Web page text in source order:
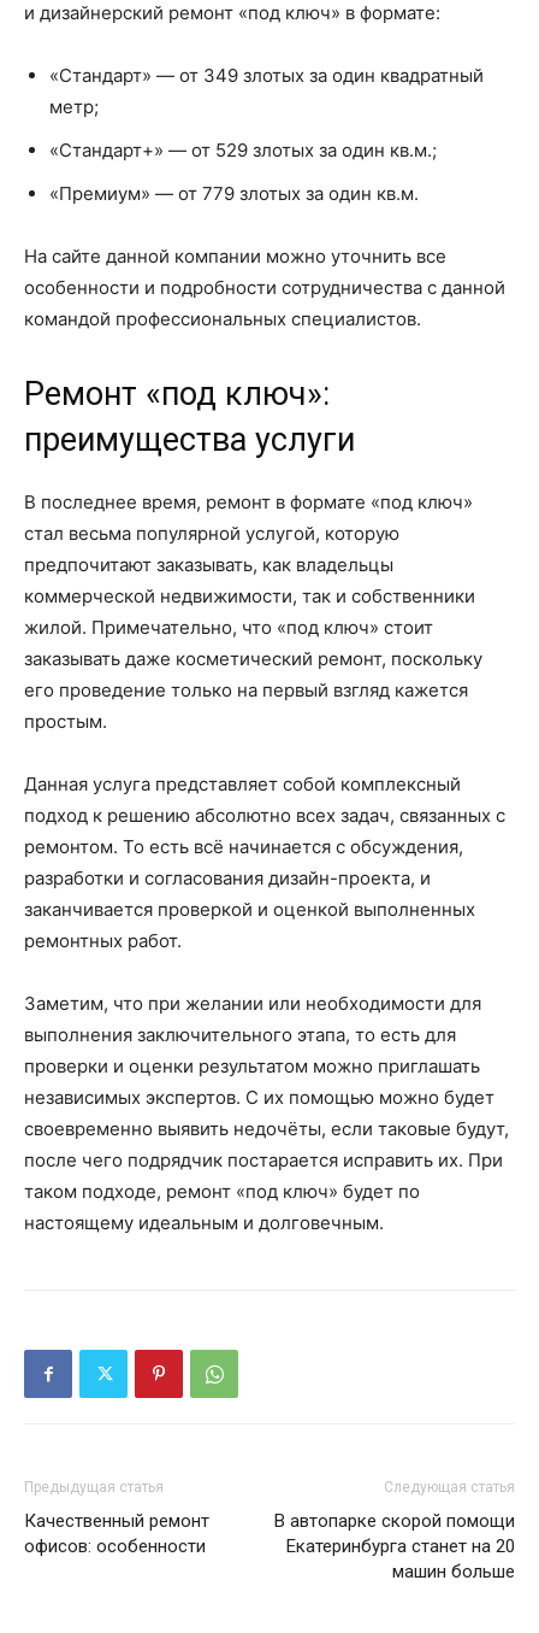
и дизайнерский ремонт «под ключ» в формате:
«Стандарт» — от 349 злотых за один квадратный
метр;
«Стандарт+» — от 529 злотых за один кв.м.;
«Премиум» — от 779 злотых за один кв.м.
На сайте данной компании можно уточнить все
особенности и подробности сотрудничества с данной
командой профессиональных специалистов.
Ремонт «под ключ»:
преимущества услуги
В последнее время, ремонт в формате «под ключ»
стал весьма популярной услугой, которую
предпочитают заказывать, как владельцы
коммерческой недвижимости, так и собственники
жилой. Примечательно, что «под ключ» стоит
заказывать даже косметический ремонт, поскольку
его проведение только на первый взгляд кажется
простым.
Данная услуга представляет собой комплексный
подход к решению абсолютно всех задач, связанных с
ремонтом. То есть всё начинается с обсуждения,
разработки и согласования дизайн-проекта, и
заканчивается проверкой и оценкой выполненных
ремонтных работ.
Заметим, что при желании или необходимости для
выполнения заключительного этапа, то есть для
проверки и оценки результатом можно приглашать
независимых экспертов. С их помощью можно будет
своевременно выявить недочёты, если таковые будут,
после чего подрядчик постарается исправить их. При
таком подходе, ремонт «под ключ» будет по
настоящему идеальным и долговечным.
Предыдущая статья
Качественный ремонт
офисов: особенности
Следующая статья
В автопарке скорой помощи
Екатеринбурга станет на 20
машин больше